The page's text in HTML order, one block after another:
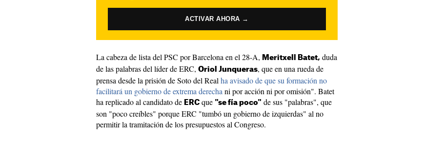
ACTIVAR AHORA →
La cabeza de lista del PSC por Barcelona en el 28-A, Meritxell Batet, duda
de las palabras del líder de ERC, Oriol Junqueras, que en una rueda de
prensa desde la prisión de Soto del Real ha avisado de que su formación no
facilitará un gobierno de extrema derecha ni por acción ni por omisión". Batet
ha replicado al candidato de ERC que "se fía poco" de sus "palabras", que
son "poco creíbles" porque ERC "tumbó un gobierno de izquierdas" al no
permitir la tramitación de los presupuestos al Congreso.